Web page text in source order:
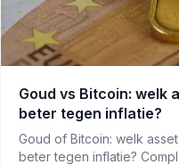
Goud vs Bitcoin: welk
beter tegen inflatie?
Goud of Bitcoin: welk
beter tegen inflatie?